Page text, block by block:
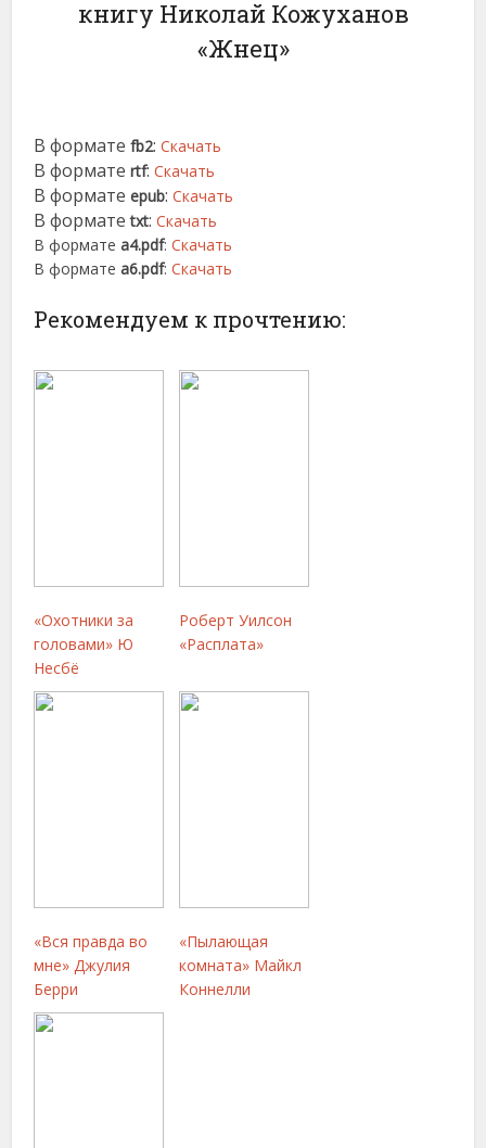
книгу Николай Кожуханов
«Жнец»
В форматеfb2:Скачать
В форматеrtf:Скачать
В форматеepub:Скачать
В форматеtxt:Скачать
В форматеa4.pdf:Скачать
В форматеa6.pdf:Скачать
Рекомендуем к прочтению:
«Охотники за
головами» Ю
Несбё
Роберт Уилсон
«Расплата»
«Вся правда во
мне» Джулия
Берри
«Пылающая
комната» Майкл
Коннелли